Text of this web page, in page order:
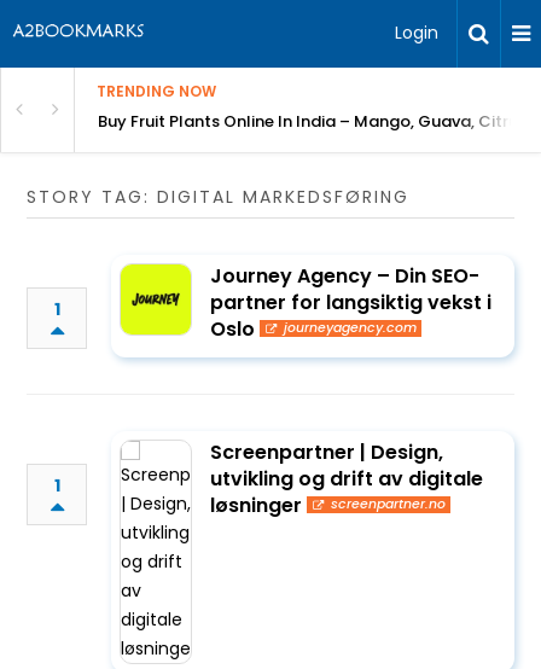
Login
TRENDING NOW
Gardening to Every City
Buy Fruit Plants Online In India – Mango, Guava, Citrus
STORY TAG: DIGITAL MARKEDSFØRING
1
Journey Agency – Din SEO-
partner for langsiktig vekst i
Oslo
journeyagency.com
1
Screenpartner | Design,
utvikling og drift av digitale
løsninger
screenpartner.no